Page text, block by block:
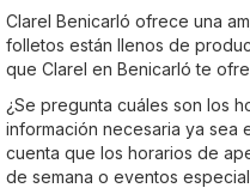
Clarel Benicarló ofrece una
folletos están llenos de
que Clarel en Benicarló te
¿Se pregunta cuáles son los
información necesaria ya sea
cuenta que los horarios de
de semana o eventos